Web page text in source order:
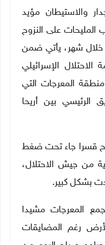
والاستيطان مؤيد
المليحات على النزوح
خلال شهر، يأتي ضمن
الإسرائيلي
المعرجات التي
الرئيسي بين أريحا
قسرا جاء تحت ضغط
من جيش الاحتلال،
بشكل كبير.
المعرجات مشيدا
رغم المضايقات